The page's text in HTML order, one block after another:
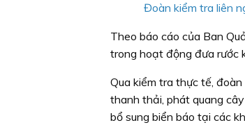
Đoàn kiểm tra liên
Theo báo cáo của Ban
trong hoạt động đưa rước
Qua kiểm tra thực tế,
thanh thải, phát quang
bổ sung biển báo tại các